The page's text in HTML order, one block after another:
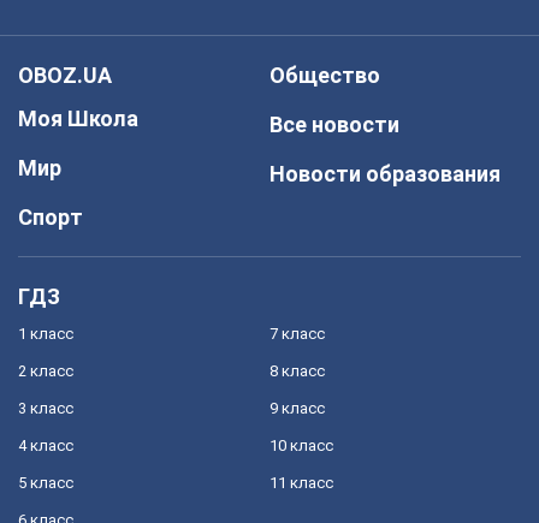
OBOZ.UA
Моя Школа
Мир
Спорт
Общество
Все новости
Новости образования
ГДЗ
1 класс
2 класс
3 класс
4 класс
5 класс
7 класс
8 класс
9 класс
10 класс
11 класс